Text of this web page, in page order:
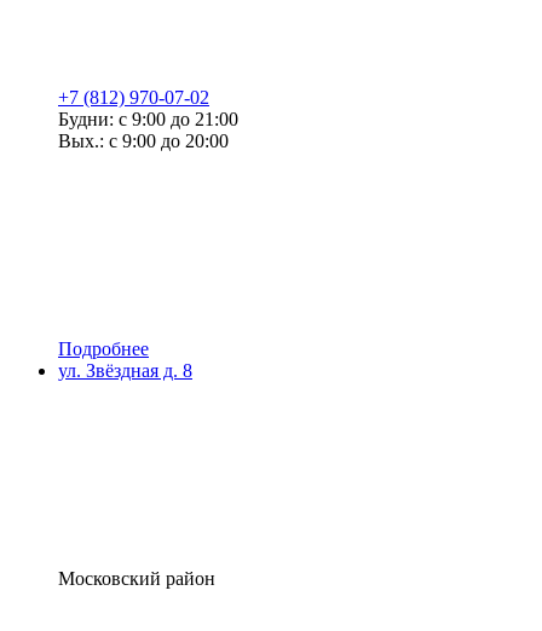
+7 (812) 970-07-02
Будни: с 9:00 до 21:00
Вых.: с 9:00 до 20:00
Подробнее
ул. Звёздная д. 8
Московский район